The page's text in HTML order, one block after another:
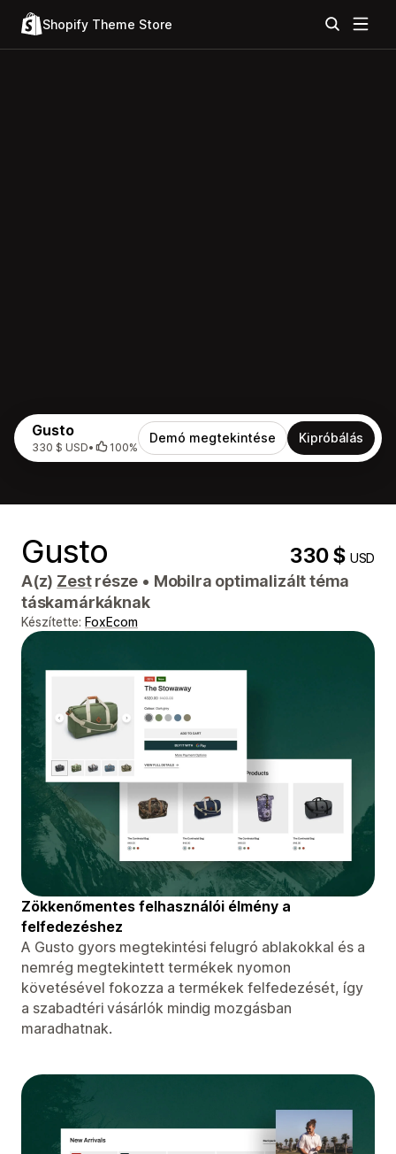
Shopify Theme Store
Gusto
330 $ USD• 100%
Demó megtekintése Kipróbálás
Gusto 330 $USD
A(z) Zestrésze • Mobilra optimalizált téma
táskamárkáknak
Készítette: FoxEcom
Zökkenőmentes felhasználói élmény a
felfedezéshez
A Gusto gyors megtekintési felugró ablakokkal és a
nemrég megtekintett termékek nyomon
követésével fokozza a termékek felfedezését, így
a szabadtéri vásárlók mindig mozgásban
maradhatnak.